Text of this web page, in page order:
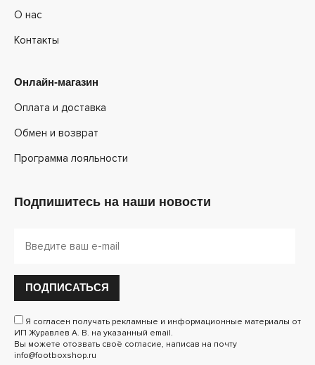
О нас
Контакты
Онлайн-магазин
Оплата и доставка
Обмен и возврат
Программа лояльности
Подпишитесь на наши новости
ПОДПИСАТЬСЯ
Я согласен получать рекламные и информационные материалы от
ИП Журавлев А. В. на указанный email.
Вы можете отозвать своё согласие, написав на почту
info@footboxshop.ru